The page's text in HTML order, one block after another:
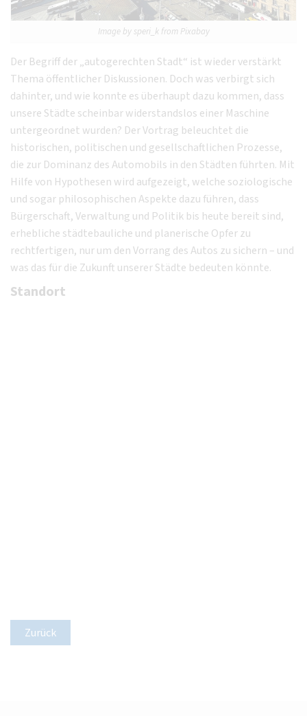
Image by speri_k from Pixabay
Der Begriff der „autogerechten Stadt“ ist wieder verstärkt
Thema öffentlicher Diskussionen. Doch was verbirgt sich
dahinter, und wie konnte es überhaupt dazu kommen, dass
unsere Städte scheinbar widerstandslos einer Maschine
untergeordnet wurden? Der Vortrag beleuchtet die
historischen, politischen und gesellschaftlichen Prozesse,
die zur Dominanz des Automobils in den Städten führten. Mit
Hilfe von Hypothesen wird aufgezeigt, welche soziologische
und sogar philosophischen Aspekte dazu führen, dass
Bürgerschaft, Verwaltung und Politik bis heute bereit sind,
erhebliche städtebauliche und planerische Opfer zu
rechtfertigen, nur um den Vorrang des Autos zu sichern – und
was das für die Zukunft unserer Städte bedeuten könnte.
Standort
Zurück